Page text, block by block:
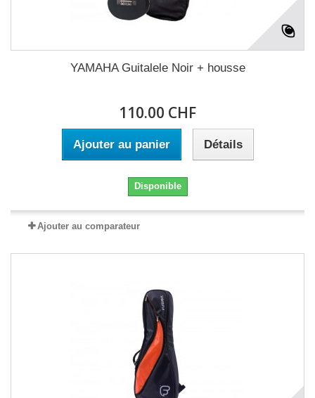
YAMAHA Guitalele Noir + housse
110.00 CHF
Ajouter au panier Détails
Disponible
Ajouter au comparateur